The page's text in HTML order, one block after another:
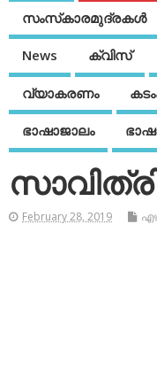
സംസ്‌കാരമുദ്രകള്‍
News ക്വിസ്
വ്യാകരണം
ഭാഷാജാലം
February 28, 2019